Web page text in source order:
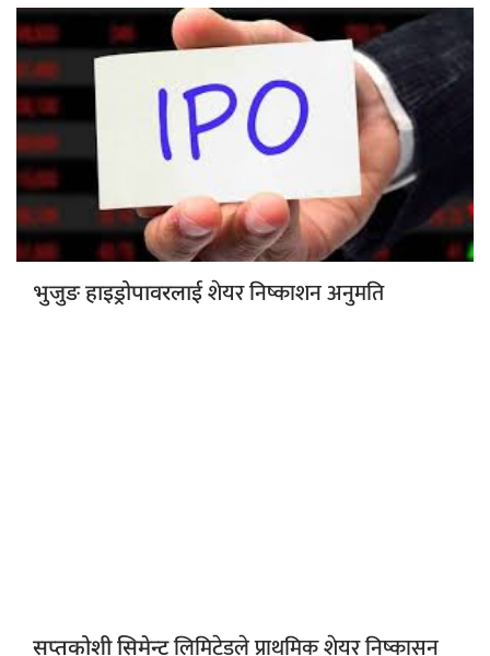
भुजुङ हाइड्रोपावरलाईशेयर निष्काशन अनुमति
सप्तकोशी सिमेन्टलिमिटेडले प्राथमिक शेयर निष्कासन